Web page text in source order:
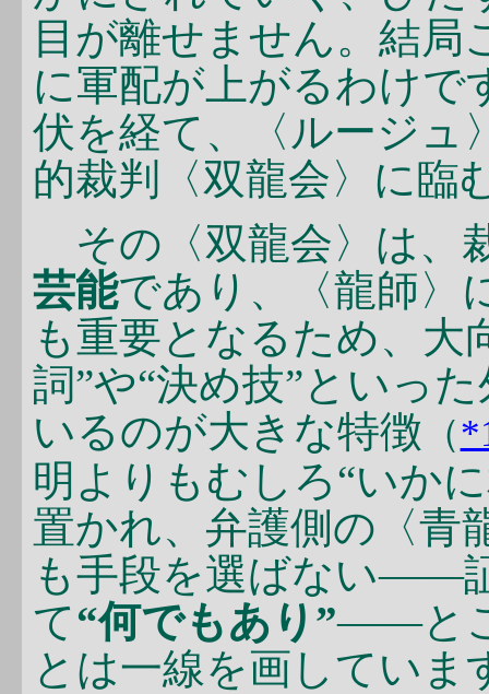
目が離せません。結局
に軍配が上がるわけで
伏を経て、〈ルージュ
的裁判〈双龍会〉に臨
その〈双龍会〉は、
芸能であり、〈龍師〉
も重要となるため、大
詞”や“決め技”といっ
いるのが大きな特徴 （
明よりもむしろ“いか
置かれ、弁護側の〈青
も手段を選ばない――
て“何でもあり”――と
とは一線を画していま